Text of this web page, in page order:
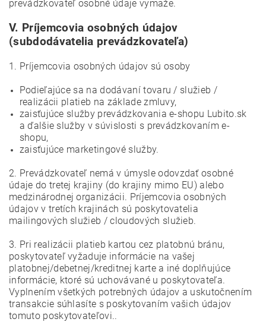
prevádzkovateľ osobné údaje vymaže.
V. Príjemcovia osobných údajov
(subdodávatelia prevádzkovateľa)
1. Príjemcovia osobných údajov sú osoby
Podieľajúce sa na dodávaní tovaru / služieb /
realizácii platieb na základe zmluvy,
zaisťujúce služby prevádzkovania e-shopu Lubito.sk
a ďalšie služby v súvislosti s prevádzkovaním e-
shopu,
zaisťujúce marketingové služby.
2. Prevádzkovateľ nemá v úmysle odovzdať osobné
údaje do tretej krajiny (do krajiny mimo EU) alebo
medzinárodnej organizácii. Príjemcovia osobných
údajov v tretích krajinách sú poskytovatelia
mailingových služieb / cloudových služieb.
3. Pri realizácii platieb kartou cez platobnú bránu,
poskytovateľ vyžaduje informácie na vašej
platobnej/debetnej/kreditnej karte a iné doplňujúce
informácie, ktoré sú uchovávané u poskytovateľa.
Vyplnením všetkých potrebných údajov a uskutočnením
transakcie súhlasíte s poskytovaním vašich údajov
tomuto poskytovateľovi..